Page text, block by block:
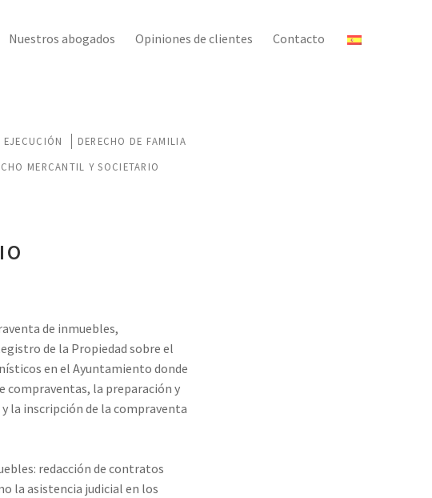
Nuestros abogados Opiniones de clientes Contacto
DERECHO DE FAMILIA
MERCANTIL Y SOCIETARIO
de inmuebles,
de la Propiedad sobre el
en el Ayuntamiento donde
compraventas, la preparación y
la inscripción de la compraventa
redacción de contratos
la asistencia judicial en los